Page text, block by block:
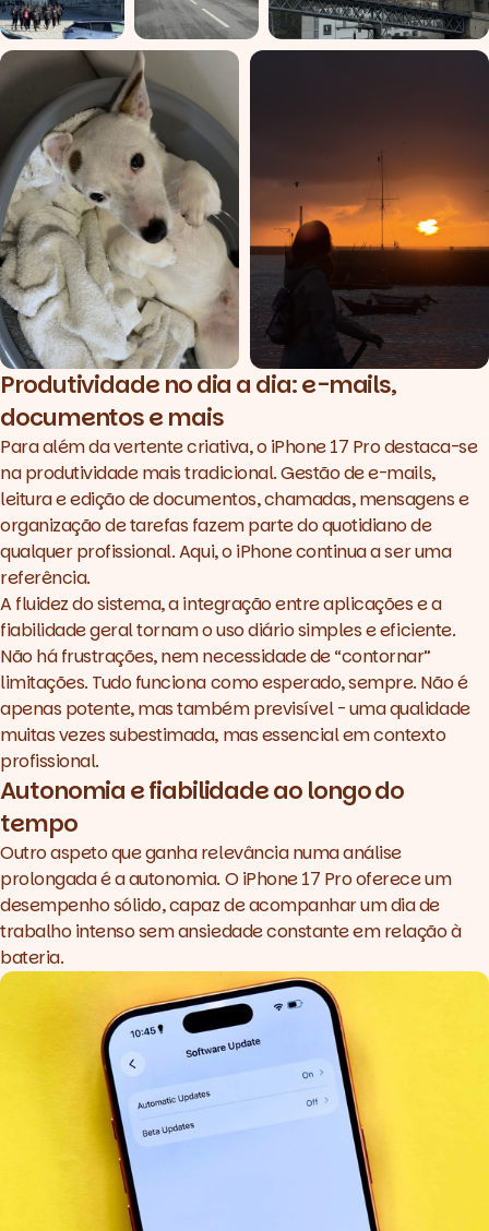
Produtividade no dia a dia: e-mails,
documentos e mais
Para além da vertente criativa, o iPhone 17 Pro destaca-se
na produtividade mais tradicional. Gestão de e-mails,
leitura e edição de documentos, chamadas, mensagens e
organização de tarefas fazem parte do quotidiano de
qualquer profissional. Aqui, o iPhone continua a ser uma
referência.
A fluidez do sistema, a integração entre aplicações e a
fiabilidade geral tornam o uso diário simples e eficiente.
Não há frustrações, nem necessidade de “contornar”
limitações. Tudo funciona como esperado, sempre. Não é
apenas potente, mas também previsível - uma qualidade
muitas vezes subestimada, mas essencial em contexto
profissional.
Autonomia e fiabilidade ao longo do
tempo
Outro aspeto que ganha relevância numa análise
prolongada é a autonomia. OiPhone 17 Prooferece um
desempenho sólido, capaz de acompanhar um dia de
trabalho intenso sem ansiedade constante em relação à
bateria.